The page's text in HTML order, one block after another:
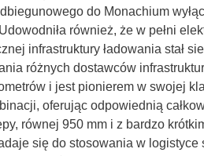
do Monachium
również, że w pełni
infrastruktury ładowania stał
różnych dostawców
i jest pionierem w swojej
oferując odpowiednią
równej 950 mm i z bardzo
się do stosowania w